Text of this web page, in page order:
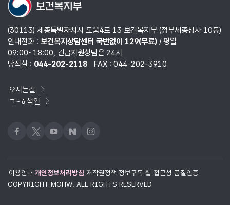
(30113) 세종특별자치시 도움4로 13 보건복지부 (정부세종청사 10동)
안내전화 : 보건복지상담센터 국번없이 129(무료)/ 평일
09:00~18:00, 긴급지원상담은 24시
당직실 : 044-202-2118 FAX : 044-202-3910
오시는길
ㄱ~ㅎ색인
페이스북
x 유튜브네이버블로그
인스타그램
이용안내 개인정보처리방침 저작권정책 정보구독 웹 접근성 품질인증
COPYRIGHT MOHW. ALL RIGHTS RESERVED